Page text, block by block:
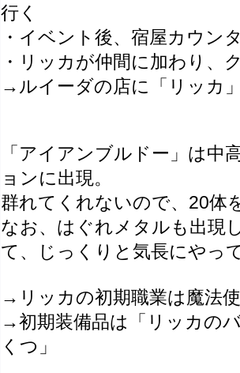
行く
・イベント後、宿屋カウン
・リッカが仲間に加わり、
→ルイーダの店に「リッカ
「アイアンブルドー」は中
ョンに出現。
群れてくれないので、20体
なお、はぐれメタルも出現
て、じっくりと気長にやっ
→リッカの初期職業は魔法
→初期装備品は「リッカの
くつ」